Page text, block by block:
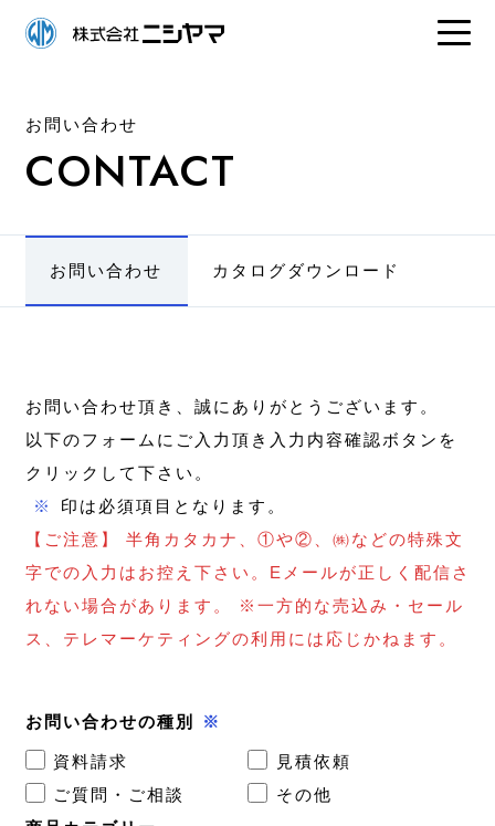
お問い合わせ
CONTACT
お問い合わせ カタログダウンロード
お問い合わせ頂き、誠にありがとうございます。
以下のフォームにご入力頂き入力内容確認ボタンを
クリックして下さい。
※
印は必須項目となります。
【ご注意】 半角カタカナ、①や②、㈱などの特殊文
字での入力はお控え下さい。Eメールが正しく配信さ
れない場合があります。 ※一方的な売込み・セール
ス、テレマーケティングの利用には応じかねます。
お問い合わせの種別 ※
資料請求
見積依頼
ご質問・ご相談
その他